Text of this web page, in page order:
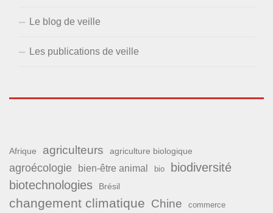
Le blog de veille
Les publications de veille
Afrique agriculteurs agriculture biologique
agroécologie bien-être animal bio
biodiversité
biotechnologies
Brésil
changement climatique Chine commerce